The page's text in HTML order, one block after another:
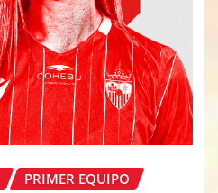
PRIMER EQUIPO